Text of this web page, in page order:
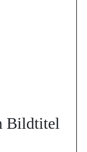
Bildtitel